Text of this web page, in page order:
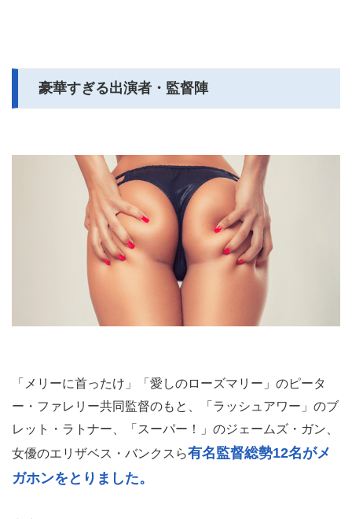
豪華すぎる出演者・監督陣
「メリーに首ったけ」「愛しのローズマリー」のピータ
ー・ファレリー共同監督のもと、「ラッシュアワー」のブ
レット・ラトナー、「スーパー！」のジェームズ・ガン、
女優のエリザベス・バンクスら有名監督総勢12名がメ
ガホンをとりました。